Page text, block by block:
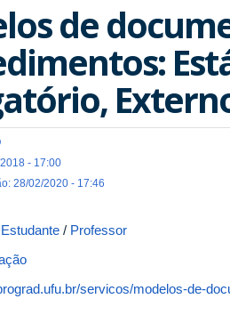
de
- 17:00
28/02/2020 - 17:46
Estudante / Professor
servicos/modelos-de-